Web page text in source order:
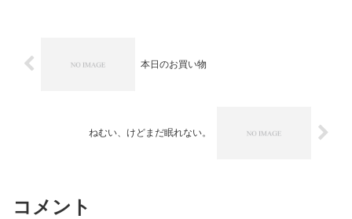
本日のお買い物
ねむい、けどまだ眠れない。
コメント